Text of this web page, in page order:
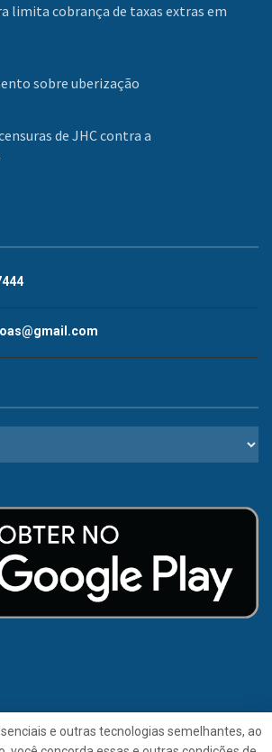
limita cobrança de taxas extras em
sobre uberização
de JHC contra a
e outras tecnologias semelhantes, ao